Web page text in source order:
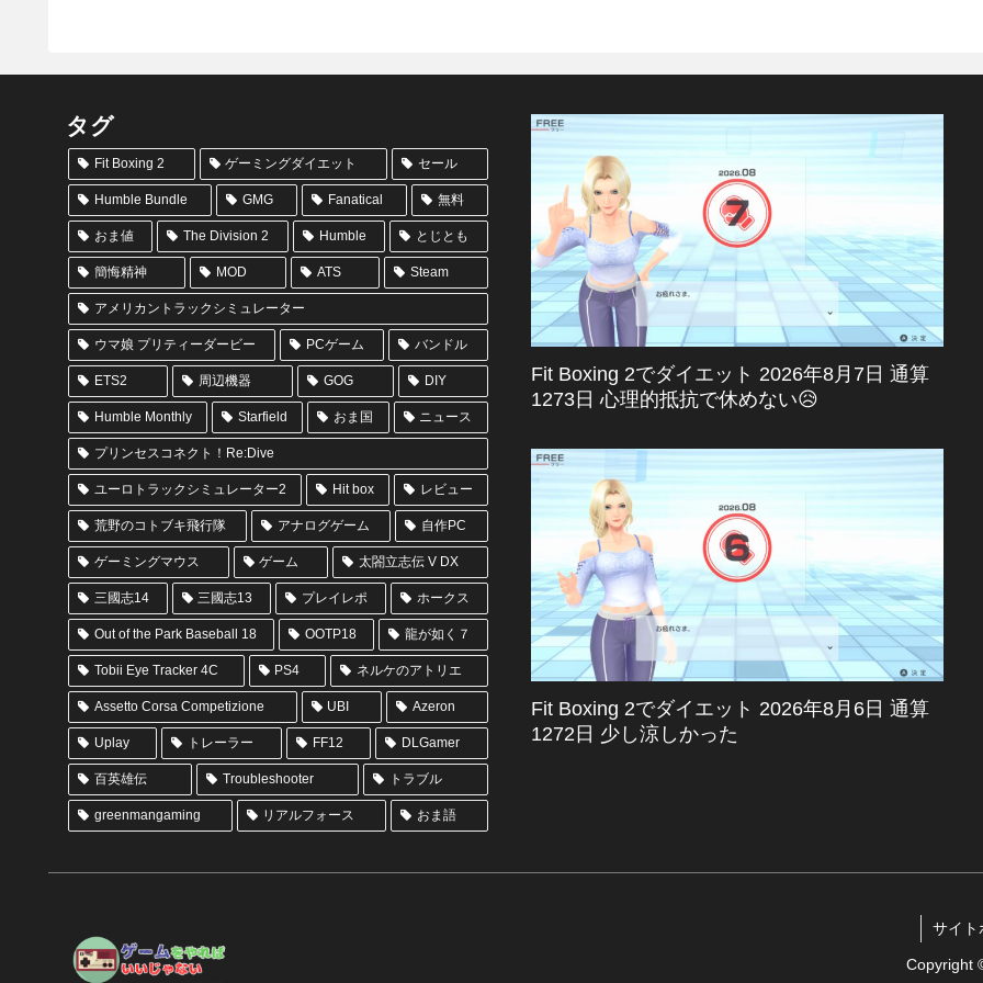
タグ
Fit Boxing 2 ゲーミングダイエット セール
Humble Bundle GMG Fanatical 無料
おま値 The Division 2 Humble とじとも
簡悔精神 MOD ATS Steam
アメリカントラックシミュレーター
ウマ娘 プリティーダービー PCゲーム バンドル
ETS2 周辺機器 GOG DIY
Humble Monthly Starfield おま国 ニュース
プリンセスコネクト！Re:Dive
ユーロトラックシミュレーター2 Hit box レビュー
荒野のコトブキ飛行隊 アナログゲーム 自作PC
ゲーミングマウス ゲーム 太閤立志伝 V DX
三國志14 三國志13 プレイレポ ホークス
Out of the Park Baseball 18 OOTP18 龍が如く７
Tobii Eye Tracker 4C PS4 ネルケのアトリエ
Assetto Corsa Competizione UBI Azeron
Uplay トレーラー FF12 DLGamer
百英雄伝 Troubleshooter トラブル
greenmangaming リアルフォース おま語
Fit Boxing 2でダイエット 2026年8月7日 通算
1273日 心理的抵抗で休めない😥
Fit Boxing 2でダイエット 2026年8月6日 通算
1272日 少し涼しかった
サイト
Copyright